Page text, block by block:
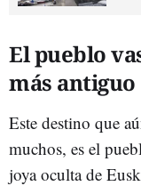
El pueblo
más antiguo
Este destino que
muchos, es el
joya oculta de